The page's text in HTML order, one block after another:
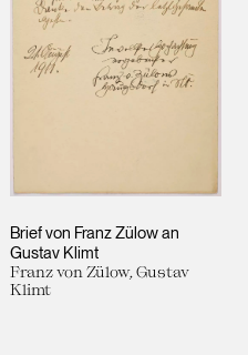
Sammlung hinzufügen
Brief von Franz Zülow an
Gustav Klimt
Franz von Zülow, Gustav
Klimt